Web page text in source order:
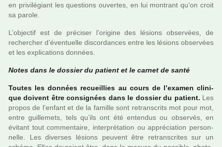
en pri­vi­lé­giant les ques­tions ouver­tes, en lui mon­trant qu’on croit
sa parole.
L’objec­tif est de pré­ci­ser l’ori­gine des lésions obser­vées, de
recher­cher d’éventuelle dis­cor­dan­ces entre les lésions obser­vées
et les expli­ca­tions don­nées.
Notes dans le dos­sier du patient et le carnet de santé
Toutes les don­nées recueillies au cours de l’examen cli­ni­
que doi­vent être consi­gnées dans le dos­sier du patient. Les
propos de l’enfant et de la famille sont retrans­crits mot pour mot,
entre guille­mets, tels qu’ils ont été enten­dus ou obser­vés, en
évitant tout com­men­taire, inter­pré­ta­tion ou appré­cia­tion per­son­
nelle. Les diver­ses lésions peu­vent être retrans­cri­tes sur un